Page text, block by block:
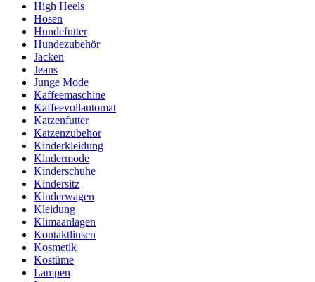
High Heels
Hosen
Hundefutter
Hundezubehör
Jacken
Jeans
Junge Mode
Kaffeemaschine
Kaffeevollautomat
Katzenfutter
Katzenzubehör
Kinderkleidung
Kindermode
Kinderschuhe
Kindersitz
Kinderwagen
Kleidung
Klimaanlagen
Kontaktlinsen
Kosmetik
Kostüme
Lampen